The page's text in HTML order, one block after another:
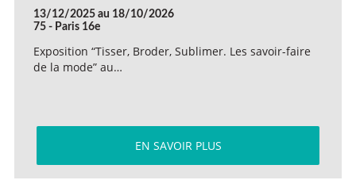
13/12/2025 au 18/10/2026
75 - Paris 16e
Exposition “Tisser, Broder, Sublimer. Les savoir-faire
de la mode” au…
EN SAVOIR PLUS